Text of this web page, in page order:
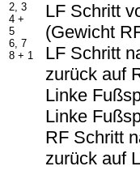
2, 3
4 +
5
6, 7
8 + 1
LF Schritt
(Gewicht
LF Schritt
zurück auf
Linke
Linke
RF Schritt
zurück auf